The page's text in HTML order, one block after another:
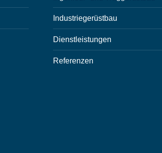
Industriegerüstbau
Dienstleistungen
Referenzen